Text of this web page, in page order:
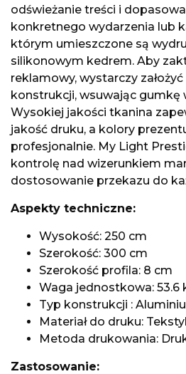
odświeżanie treści i
konkretnego wydarzenia lub
którym umieszczone są
silikonowym kedrem. Aby
reklamowy, wystarczy
konstrukcji, wsuwając gumkę
Wysokiej jakości tkanina
jakość druku, a kolory
profesjonalnie. My Light
kontrolę nad wizerunkiem
dostosowanie przekazu do
Aspekty techniczne:
Wysokość: 250 cm
Szerokość: 300 cm
Szerokość profila: 8 cm
Waga jednostkowa: 53.6
Typ konstrukcji :
Materiał do druku:
Metoda drukowania:
Zastosowanie: